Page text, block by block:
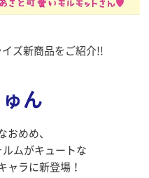
ズ新商品をご紹介!!
ん
おめめ、
ムがキュートな
ャラに新登場！